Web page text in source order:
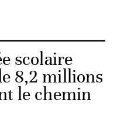
scolaire
8,2 millions
le chemin